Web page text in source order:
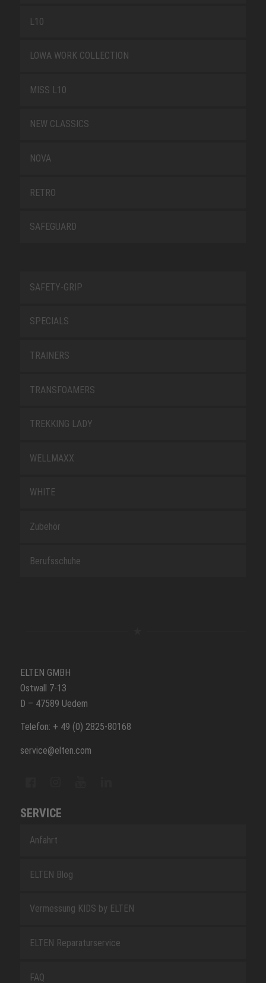
L10
LOWA WORK COLLECTION
MISS L10
NEW CLASSICS
NOVA
RETRO
SAFEGUARD
SAFETY-GRIP
SPECIALS
TRAINERS
TRANSFOAMERS
TREKKING LADY
WELLMAXX
WHITE
Zubehör
Berufsschuhe
ELTEN GMBH
Ostwall 7-13
D – 47589 Uedem
Telefon: + 49 (0) 2825-80168
service@elten.com
SERVICE
Anfahrt
ELTEN Blog
Vermessung KIDS by ELTEN
ELTEN Reparaturservice
FAQ